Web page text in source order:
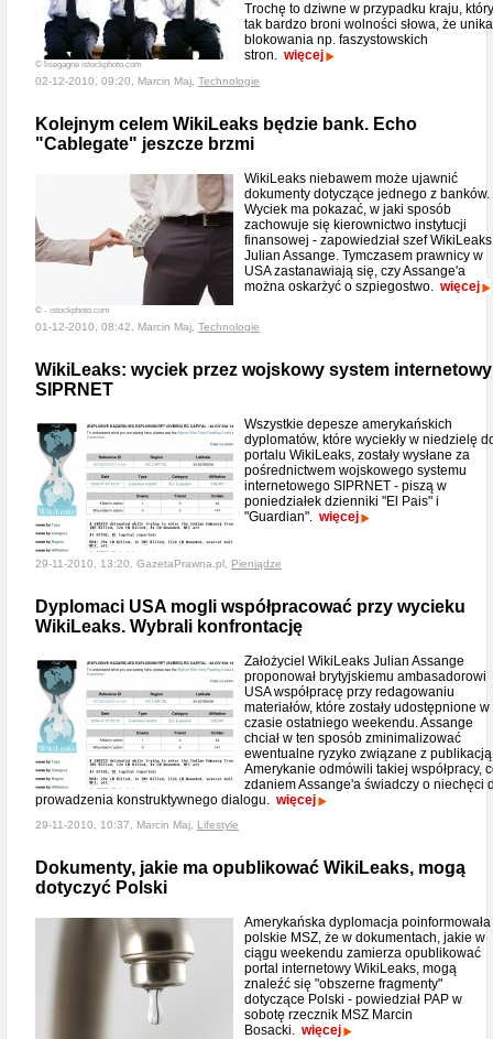
© lisegagne istockphoto.com
Trochę to dziwne w przypadku kraju, który
tak bardzo broni wolności słowa, że unika
blokowania np. faszystowskich
stron. więcej
02-12-2010, 09:20, Marcin Maj, Technologie
Kolejnym celem WikiLeaks będzie bank. Echo
"Cablegate" jeszcze brzmi
© - istockphoto.com
WikiLeaks niebawem może ujawnić
dokumenty dotyczące jednego z banków.
Wyciek ma pokazać, w jaki sposób
zachowuje się kierownictwo instytucji
finansowej - zapowiedział szef WikiLeaks
Julian Assange. Tymczasem prawnicy w
USA zastanawiają się, czy Assange'a
można oskarżyć o szpiegostwo. więcej
01-12-2010, 08:42, Marcin Maj, Technologie
WikiLeaks: wyciek przez wojskowy system internetowy
SIPRNET
Wszystkie depesze amerykańskich
dyplomatów, które wyciekły w niedzielę
portalu WikiLeaks, zostały wysłane za
pośrednictwem wojskowego systemu
internetowego SIPRNET - piszą w
poniedziałek dzienniki "El Pais" i
"Guardian". więcej
29-11-2010, 13:20, GazetaPrawna.pl, Pieniądze
Dyplomaci USA mogli współpracować przy wycieku
WikiLeaks. Wybrali konfrontację
Założyciel WikiLeaks Julian Assange
proponował brytyjskiemu ambasadorowi
USA współpracę przy redagowaniu
materiałów, które zostały udostępnione w
czasie ostatniego weekendu. Assange
chciał w ten sposób zminimalizować
ewentualne ryzyko związane z
Amerykanie odmówili takiej współpracy,
zdaniem Assange'a świadczy o niechęci
prowadzenia konstruktywnego dialogu. więcej
29-11-2010, 10:37, Marcin Maj, Lifestyle
Dokumenty, jakie ma opublikować WikiLeaks, mogą
dotyczyć Polski
Amerykańska dyplomacja poinformowała
polskie MSZ, że w dokumentach, jakie w
ciągu weekendu zamierza opublikować
portal internetowy WikiLeaks, mogą
znaleźć się "obszerne fragmenty"
dotyczące Polski - powiedział PAP w
sobotę rzecznik MSZ Marcin
Bosacki. więcej